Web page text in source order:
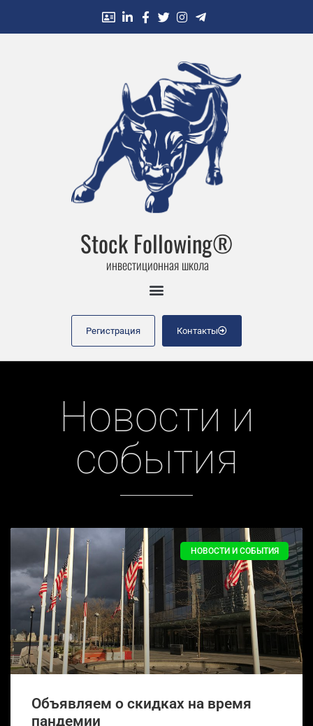
Stock Following®
инвестиционная школа
Регистрация Контакты
Новости и
события
НОВОСТИ И СОБЫТИЯ
Объявляем о скидках на время
пандемии